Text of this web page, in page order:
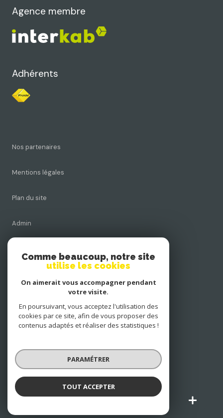
Agence membre
Adhérents
Nos partenaires
Mentions légales
Plan du site
Admin
Réalisé par
Comme beaucoup, notre site
utilise les cookies
On aimerait vous accompagner pendant
votre visite.
En poursuivant, vous acceptez l'utilisation des
cookies par ce site, afin de vous proposer des
contenus adaptés et réaliser des statistiques !
PARAMÉTRER
TOUT ACCEPTER